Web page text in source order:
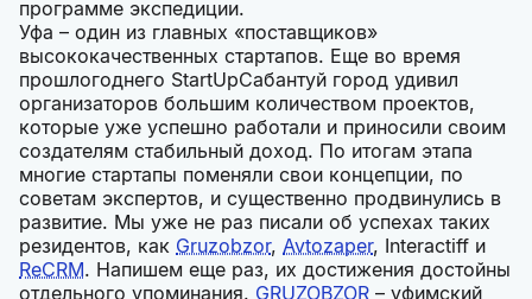
программе экспедиции.
Уфа – один из главных «поставщиков»
высококачественных стартапов. Еще во время
прошлогоднего StartUpСабантуй город удивил
организаторов большим количеством проектов,
которые уже успешно работали и приносили своим
создателям стабильный доход. По итогам этапа
многие стартапы поменяли свои концепции, по
советам экспертов, и существенно продвинулись в
развитие. Мы уже не раз писали об успехах таких
резидентов, как Gruzobzor, Avtozaper, Interactiff и
ReCRM. Напишем еще раз, их достижения достойны
отдельного упоминания. GRUZOBZOR – уфимский